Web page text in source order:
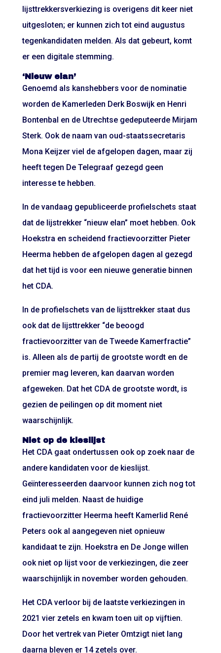
lijsttrekkersverkiezing is overigens dit keer niet
uitgesloten; er kunnen zich tot eind augustus
tegenkandidaten melden. Als dat gebeurt, komt
er een digitale stemming.
‘Nieuw elan’
Genoemd als kanshebbers voor de nominatie
worden de Kamerleden Derk Boswijk en Henri
Bontenbal en de Utrechtse gedeputeerde Mirjam
Sterk. Ook de naam van oud-staatssecretaris
Mona Keijzer viel de afgelopen dagen, maar zij
heeft tegen De Telegraaf gezegd geen
interesse te hebben.
In de vandaag gepubliceerde profielschets staat
dat de lijstrekker “nieuw elan” moet hebben. Ook
Hoekstra en scheidend fractievoorzitter Pieter
Heerma hebben de afgelopen dagen al gezegd
dat het tijd is voor een nieuwe generatie binnen
het CDA.
In de profielschets van de lijsttrekker staat dus
ook dat de lijsttrekker “de beoogd
fractievoorzitter van de Tweede Kamerfractie”
is. Alleen als de partij de grootste wordt en de
premier mag leveren, kan daarvan worden
afgeweken. Dat het CDA de grootste wordt, is
gezien de peilingen op dit moment niet
waarschijnlijk.
Niet op de kieslijst
Het CDA gaat ondertussen ook op zoek naar de
andere kandidaten voor de kieslijst.
Geïnteresseerden daarvoor kunnen zich nog tot
eind juli melden. Naast de huidige
fractievoorzitter Heerma heeft Kamerlid René
Peters ook al aangegeven niet opnieuw
kandidaat te zijn. Hoekstra en De Jonge willen
ook niet op lijst voor de verkiezingen, die zeer
waarschijnlijk in november worden gehouden.
Het CDA verloor bij de laatste verkiezingen in
2021 vier zetels en kwam toen uit op vijftien.
Door het vertrek van Pieter Omtzigt niet lang
daarna bleven er 14 zetels over.